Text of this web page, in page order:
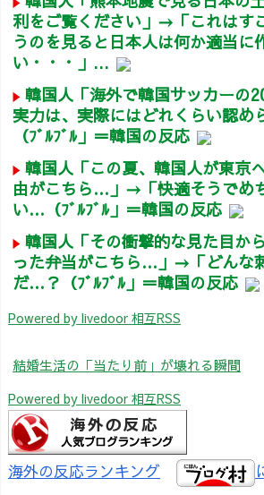
利をご覧ください」→「これはす
うのを見ると日本人は何か適当に
い・・・」...
韓国人「海外で韓国サッカーの
実力は、実際にはどれくらい認
（ﾌﾞﾙﾌﾞﾙ」＝韓国の反応
韓国人「この夏、韓国人が東京
由がこちら…」→「快適そうでめ
い…（ﾌﾞﾙﾌﾞﾙ」＝韓国の反応
韓国人「その衝撃的な見た目か
った弁当がこちら…」→「どんな
だ…？（ﾌﾞﾙﾌﾞﾙ」＝韓国の反応
Powered by livedoor 相互RSS
結婚生活の「当たり前」が壊れる瞬間
Powered by livedoor 相互RSS
海外の反応ランキング